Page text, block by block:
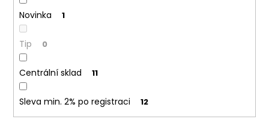
Novinka 1
Tip 0
Centrální sklad 11
Sleva min. 2% po registraci 12
u
u
m